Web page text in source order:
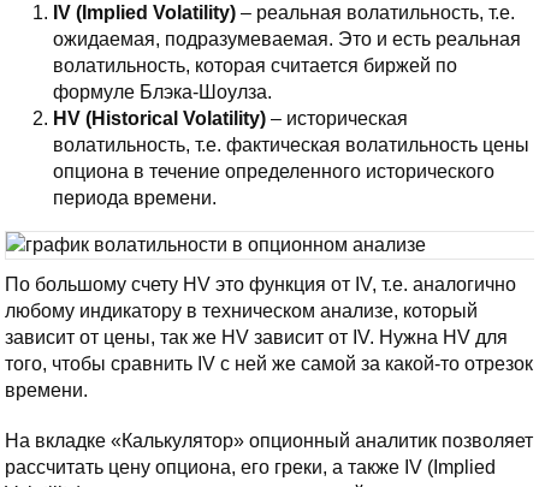
IV ( ImpliedVolatility) – реальная волатильность, т.е.
ожидаемая, подразумеваемая. Это и есть реальная
волатильность, которая считается биржей по
формуле Блэка-Шоулза.
HV (HistoricalVolatility) – историческая
волатильность, т.е. фактическая волатильность цены
опциона в течение определенного исторического
периода времени.
По большому счету HV это функция от IV, т.е. аналогично
любому индикатору в техническом анализе, который
зависит от цены, так же HV зависит от IV. Нужна HV для
того, чтобы сравнить IV с ней же самой за какой-то отрезок
времени.
На вкладке «Калькулятор» опционный аналитик позволяет
рассчитать цену опциона, его греки, а также IV (Implied